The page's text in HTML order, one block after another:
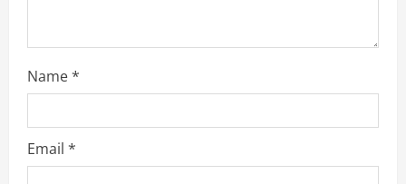
Name*
Email *